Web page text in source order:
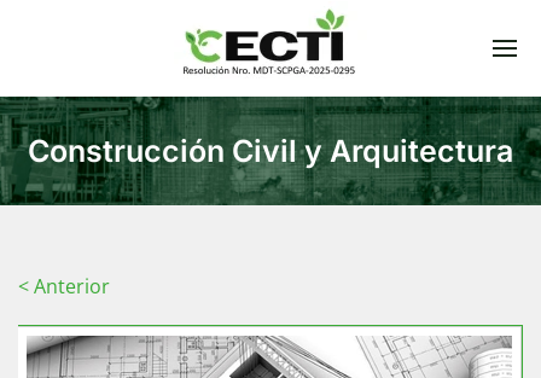
Construcción Civil y Arquitectura
< Anterior